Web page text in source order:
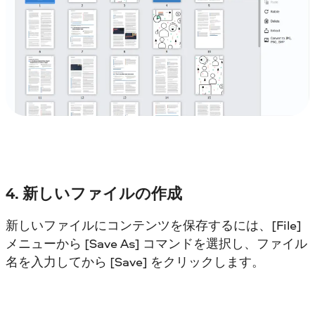
4. 新しいファイルの作成
新しいファイルにコンテンツを保存するには、[File]
メニューから [Save As] コマンドを選択し、ファイル
名を入力してから [Save] をクリックします。